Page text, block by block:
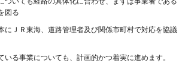
図る
海、道路管理者及び関係市町村で対応を協議
いる事業についても、計画的かつ着実に進めます。